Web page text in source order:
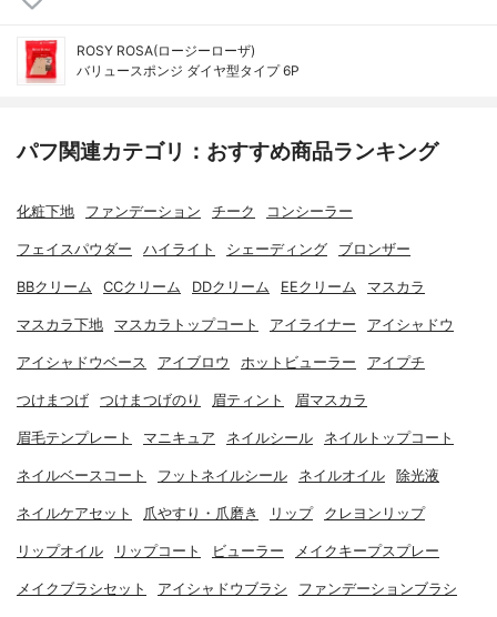
ROSY ROSA(ロージーローザ)
バリュースポンジ ダイヤ型タイプ 6P
パフ関連カテゴリ：おすすめ商品ランキング
化粧下地 ファンデーション チーク コンシーラー
フェイスパウダー ハイライト シェーディング ブロンザー
BBクリーム CCクリーム DDクリーム EEクリーム マスカラ
マスカラ下地 マスカラトップコート アイライナー アイシャドウ
アイシャドウベース アイブロウ ホットビューラー アイプチ
つけまつげ つけまつげのり 眉ティント 眉マスカラ
眉毛テンプレート マニキュア ネイルシール ネイルトップコート
ネイルベースコート フットネイルシール ネイルオイル 除光液
ネイルケアセット 爪やすり・爪磨き リップ クレヨンリップ
リップオイル リップコート ビューラー メイクキープスプレー
メイクブラシセット アイシャドウブラシ ファンデーションブラシ